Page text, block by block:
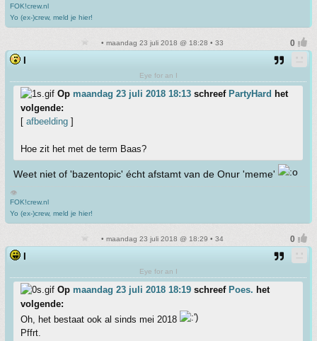
FOK!crew.nl
Yo (ex-)crew, meld je hier!
• maandag 23 juli 2018 @ 18:28 • 33
Eye for an I
Op maandag 23 juli 2018 18:13 schreef PartyHard het
volgende:
[ afbeelding ]
Hoe zit het met de term Baas?
Weet niet of 'bazentopic' écht afstamt van de Onur 'meme'
👁
FOK!crew.nl
Yo (ex-)crew, meld je hier!
• maandag 23 juli 2018 @ 18:29 • 34
Eye for an I
Op maandag 23 juli 2018 18:19 schreef Poes. het
volgende:
Oh, het bestaat ook al sinds mei 2018
Pffrt.